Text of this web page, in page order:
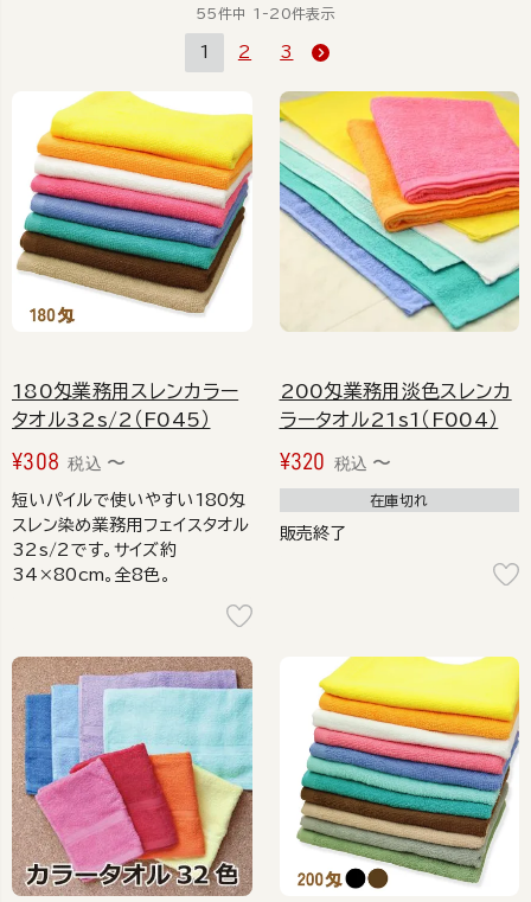
55件中 1 -20件表示
1 2 3
180匁業務用スレンカラー
タオル32s/2（F045）
¥308 税込 〜
短いパイルで使いやすい180匁
スレン染め業務用フェイスタオル
32s/2です。サイズ約
34×80cm。全8色。
200匁業務用淡色スレンカ
ラータオル21s1（F004）
¥320 税込 〜
在庫切れ
販売終了